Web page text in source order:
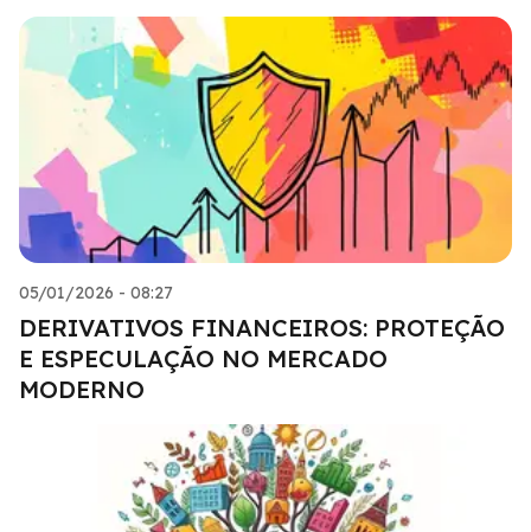
05/01/2026 - 08:27
DERIVATIVOS FINANCEIROS: PROTEÇÃO
E ESPECULAÇÃO NO MERCADO
MODERNO